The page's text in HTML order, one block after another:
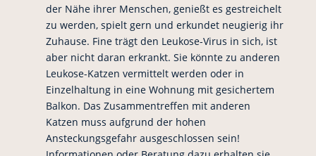
der Nähe ihrer Menschen, genießt es gestreichelt
zu werden, spielt gern und erkundet neugierig ihr
Zuhause. Fine trägt den Leukose-Virus in sich, ist
aber nicht daran erkrankt. Sie könnte zu anderen
Leukose-Katzen vermittelt werden oder in
Einzelhaltung in eine Wohnung mit gesichertem
Balkon. Das Zusammentreffen mit anderen
Katzen muss aufgrund der hohen
Ansteckungsgefahr ausgeschlossen sein!